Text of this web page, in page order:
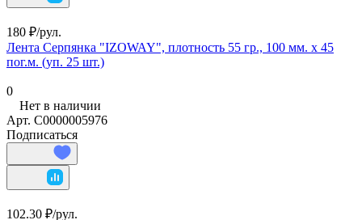
180 ₽/рул.
Лента Серпянка "IZOWAY", плотность 55 гр., 100 мм. х 45
пог.м. (уп. 25 шт.)
0
Нет в наличии
Арт. С0000005976
Подписаться
102.30 ₽/рул.